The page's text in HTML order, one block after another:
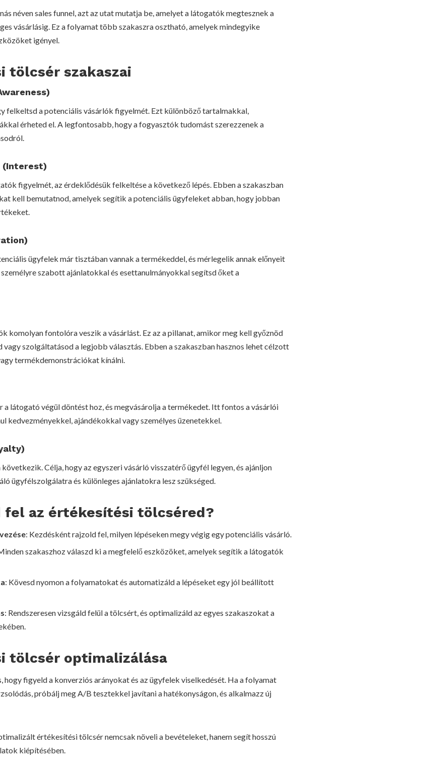
néven sales funnel, azt az utat mutatja be, amelyet a látogatók megtesznek a
vásárlásig. Ez a folyamat több szakaszra osztható, amelyek mindegyike
igényel.
tölcsér szakaszai
felkeltsd a potenciális vásárlók figyelmét. Ezt különböző tartalmakkal,
érheted el. A legfontosabb, hogy a fogyasztók tudomást szerezzenek a
(Interest)
figyelmét, az érdeklődésük felkeltése a következő lépés. Ebben a szakaszban
kell bemutatnod, amelyek segítik a potenciális ügyfeleket abban, hogy jobban
ügyfelek már tisztában vannak a termékeddel, és mérlegelik annak előnyeit
szabott ajánlatokkal és esettanulmányokkal segítsd őket a
komolyan fontolóra veszik a vásárlást. Ez az a pillanat, amikor meg kell győznöd
szolgáltatásod a legjobb választás. Ebben a szakaszban hasznos lehet célzott
termékdemonstrációkat kínálni.
a látogató végül döntést hoz, és megvásárolja a termékedet. Itt fontos a vásárlói
kedvezményekkel, ajándékokkal vagy személyes üzenetekkel.
következik. Célja, hogy az egyszeri vásárló visszatérő ügyfél legyen, és ajánljon
ügyfélszolgálatra és különleges ajánlatokra lesz szükséged.
fel az értékesítési tölcséred?
: Kezdésként rajzold fel, milyen lépéseken megy végig egy potenciális vásárló.
szakaszhoz válaszd ki a megfelelő eszközöket, amelyek segítik a látogatók
: Kövesd nyomon a folyamatokat és automatizáld a lépéseket egy jól beállított
: Rendszeresen vizsgáld felül a tölcsért, és optimalizáld az egyes szakaszokat a
tölcsér optimalizálása
hogy figyeld a konverziós arányokat és az ügyfelek viselkedését. Ha a folyamat
próbálj meg A/B tesztekkel javítani a hatékonyságon, és alkalmazz új
értékesítési tölcsér nemcsak növeli a bevételeket, hanem segít hosszú
kiépítésében.